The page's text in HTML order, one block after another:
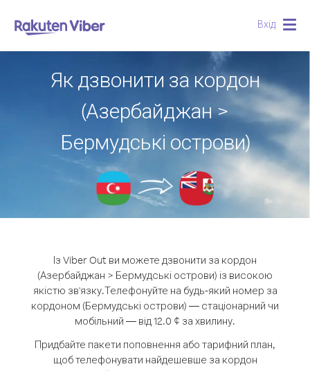
Вхід
Як дзвонити за кордон
(Азербайджан >
Бермудські острови)
Із Viber Out ви можете дзвонити за кордон
(Азербайджан > Бермудські острови) із високою
якістю зв'язку.Телефонуйте на будь-який номер за
кордоном (Бермудські острови) — стаціонарний чи
мобільний — від 12.0 ¢ за хвилину.
Придбайте пакети поповнення або тарифний план,
щоб телефонувати найдешевше за кордон